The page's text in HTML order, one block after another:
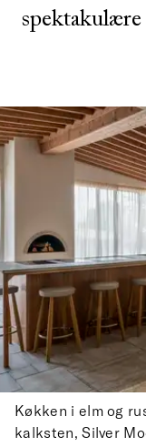
Køkken i elm og
kalksten, Silver